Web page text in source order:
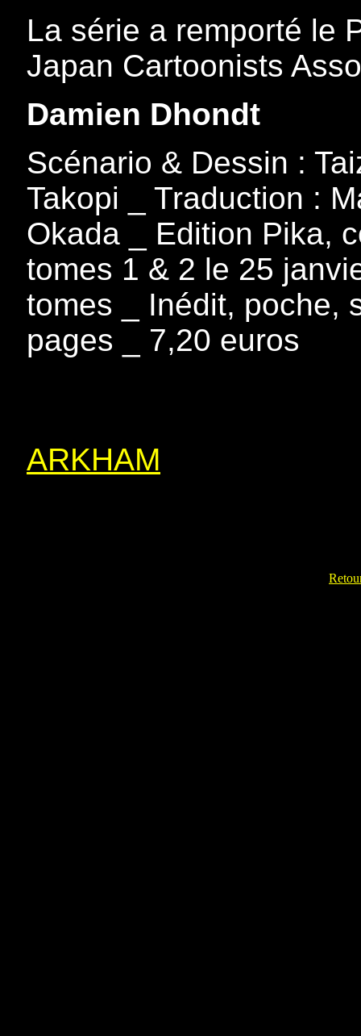
La série a remporté le
Japan Cartoonists
Damien Dhondt
Scénario & Dessin :
Takopi _ Traduction :
Okada _ Edition Pika,
tomes 1 & 2 le 25
tomes _ Inédit, poche,
pages _ 7,20 euros
ARKHAM